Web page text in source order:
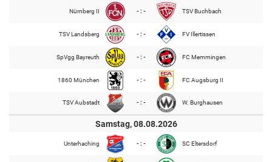
Nürnberg II - : - TSV Buchbach
TSV Landsberg - : - FV Illertissen
SpVgg Bayreuth - : - FC Memmingen
1860 München - : - FC Augsburg II
TSV Aubstadt - : - W. Burghausen
Samstag, 08.08.2026
Unterhaching - : - SC Eltersdorf